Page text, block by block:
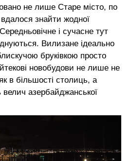
не лише Старе місто, по
знайти жодної
і сучасне тут
Вилизане ідеально
бруківкою просто
новобудови не лише не
в більшості столиць, а
азербайджанської